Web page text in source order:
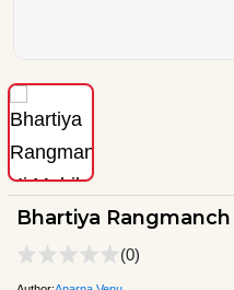
Bhartiya
(0)